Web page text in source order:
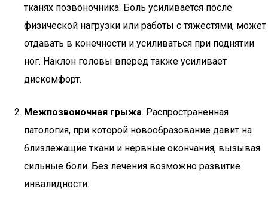
тканях позвоночника. Боль усиливается после
физической нагрузки или работы с тяжестями, может
отдавать в конечности и усиливаться при поднятии
ног. Наклон головы вперед также усиливает
дискомфорт.
Межпозвоночная грыжа. Распространенная
патология, при которой новообразование давит на
близлежащие ткани и нервные окончания, вызывая
сильные боли. Без лечения возможно развитие
инвалидности.